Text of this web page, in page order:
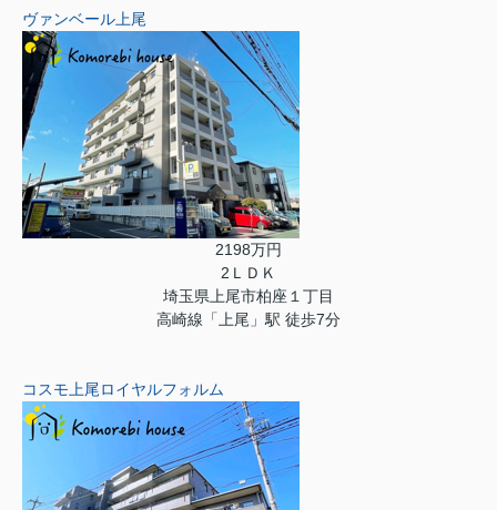
ヴァンベール上尾
2198万円
2ＬＤＫ
埼玉県上尾市柏座１丁目
高崎線「上尾」駅 徒歩7分
コスモ上尾ロイヤルフォルム